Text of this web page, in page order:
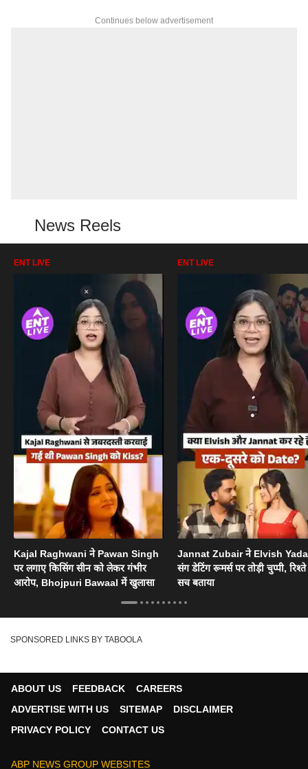
Continues below advertisement
News Reels
ENT LIVE
Kajal Raghwani ने Pawan Singh
पर लगाए किसिंग सीन को लेकर गंभीर
आरोप, Bhojpuri Bawaal में खुलासा
ENT LIVE
Jannat Zubair ने Elvish
संग डेटिंग रूमर्स पर तोड़ी चुप्पी,
सच बताया
SPONSORED LINKS BY TABOOLA
ABOUT US FEEDBACK
CAREERS
ADVERTISE WITH US
SITEMAP
DISCLAIMER
PRIVACY POLICY
CONTACT US
ABP NEWS GROUP WEBSITES